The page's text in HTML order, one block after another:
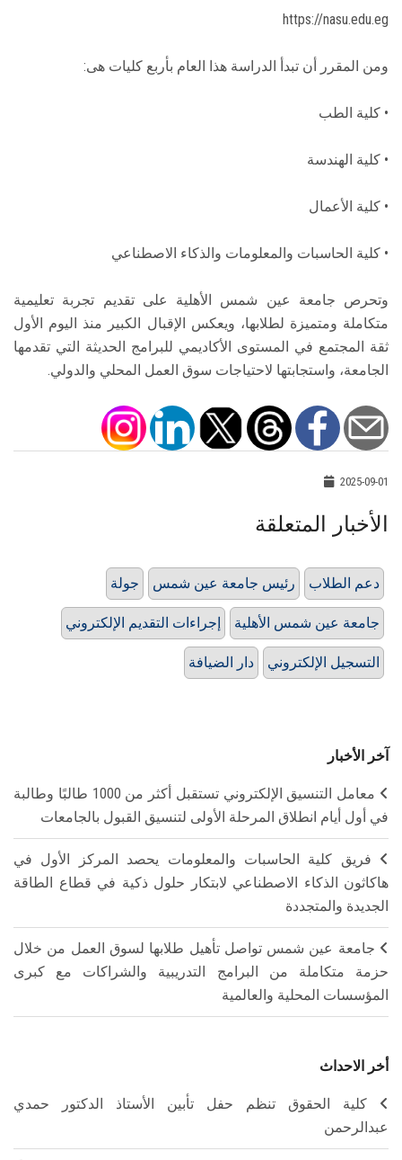
https://nasu.edu.eg
ومن المقرر أن تبدأ الدراسة هذا العام بأربع كليات هى:
• كلية الطب
• كلية الهندسة
• كلية الأعمال
• كلية الحاسبات والمعلومات والذكاء الاصطناعي
وتحرص جامعة عين شمس الأهلية على تقديم تجربة تعليمية
متكاملة ومتميزة لطلابها، ويعكس الإقبال الكبير منذ اليوم الأول
ثقة المجتمع في المستوى الأكاديمي للبرامج الحديثة التي تقدمها
الجامعة، واستجابتها لاحتياجات سوق العمل المحلي والدولي.
2025-09-01
الأخبار المتعلقة
جولة رئيس جامعة عين شمس دعم الطلاب
إجراءات التقديم الإلكتروني جامعة عين شمس الأهلية
دار الضيافة التسجيل الإلكتروني
آخر الأخبار
معامل التنسيق الإلكتروني تستقبل أكثر من 1000 طالبًا وطالبة
في أول أيام انطلاق المرحلة الأولى لتنسيق القبول بالجامعات
فريق كلية الحاسبات والمعلومات يحصد المركز الأول في
هاكاثون الذكاء الاصطناعي لابتكار حلول ذكية في قطاع الطاقة
الجديدة والمتجددة
جامعة عين شمس تواصل تأهيل طلابها لسوق العمل من خلال
حزمة متكاملة من البرامج التدريبية والشراكات مع كبرى
المؤسسات المحلية والعالمية
أخر الاحداث
كلية الحقوق تنظم حفل تأبين الأستاذ الدكتور حمدي
عبدالرحمن